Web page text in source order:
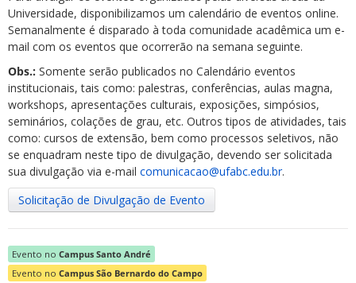
Universidade, disponibilizamos um calendário de eventos online.
Semanalmente é disparado à toda comunidade acadêmica um e-
mail com os eventos que ocorrerão na semana seguinte.
Obs.: Somente serão publicados no Calendário eventos
institucionais, tais como: palestras, conferências, aulas magna,
workshops, apresentações culturais, exposições, simpósios,
seminários, colações de grau, etc. Outros tipos de atividades, tais
como: cursos de extensão, bem como processos seletivos, não
se enquadram neste tipo de divulgação, devendo ser solicitada
sua divulgação via e-mail comunicacao@ufabc.edu.br.
Solicitação de Divulgação de Evento
Evento no Campus Santo André
Evento no Campus São Bernardo do Campo